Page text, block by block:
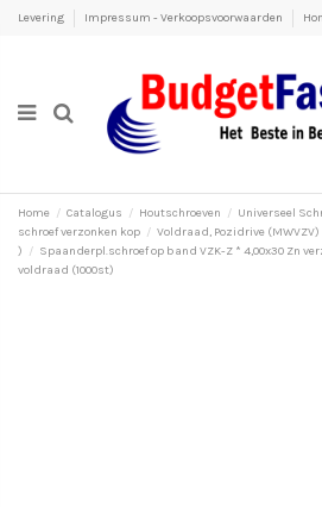
Levering Impressum - Verkoopsvoorwaarden
Home Catalogus Houtschroeven Universeel
schroef verzonken kop
Voldraad, Pozidrive (MWVZV)
)
Spaanderpl.schroef op band VZK-Z * 4,00x30 Zn
voldraad (1000st)